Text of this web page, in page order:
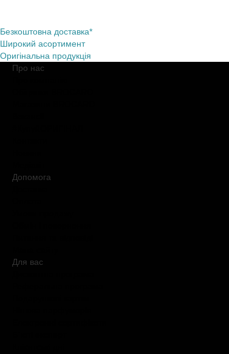
Безкоштовна доставка*
Широкий асортимент
Оригінальна продукція
Про нас
Допомога
Для вас